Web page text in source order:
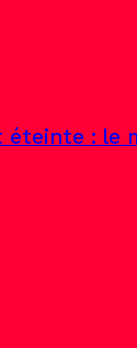
éteinte :